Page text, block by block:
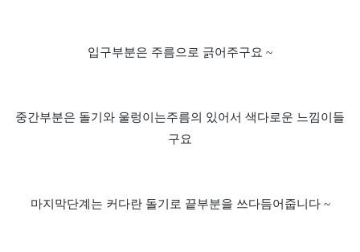
입구부분은 주름으로 긁어주구요 ~
중간부분은 돌기와 울렁이는주름의 있어서 색다로운 느낌이들
구요
마지막단계는 커다란 돌기로 끝부분을 쓰다듬어줍니다 ~